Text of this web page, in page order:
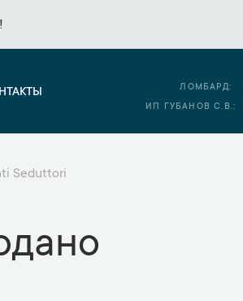
!!
ЛОМБАРД:
ИП ГУБАНОВ С.В.:
Seduttori